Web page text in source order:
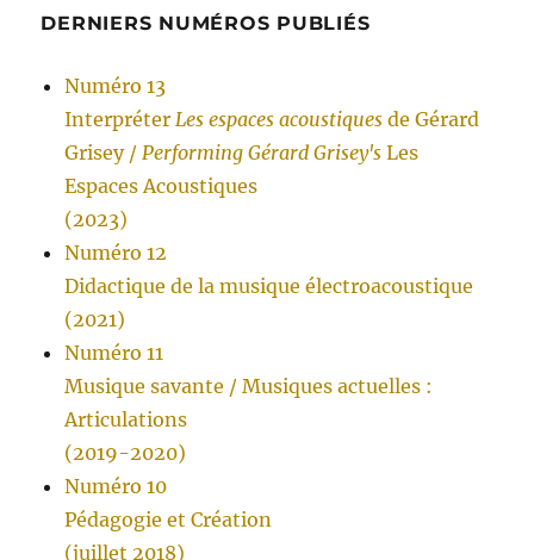
DERNIERS NUMÉROS PUBLIÉS
Numéro 13
Interpréter Les espaces acoustiques de Gérard
Grisey / Performing Gérard Grisey's Les
Espaces Acoustiques
(2023)
Numéro 12
Didactique de la musique électroacoustique
(2021)
Numéro 11
Musique savante / Musiques actuelles :
Articulations
(2019-2020)
Numéro 10
Pédagogie et Création
(juillet 2018)